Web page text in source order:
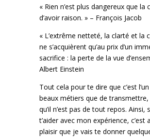
« Rien n’est plus dangereux que la
d’avoir raison. » – François Jacob
« L’extrême netteté, la clarté et la
ne s’acquièrent qu’au prix d’un
sacrifice : la perte de la vue
Albert Einstein
Tout cela pour te dire que c’est
beaux métiers que de transmettre,
qu’il n’est pas de tout repos. Ainsi,
t’aider avec mon expérience, c’est
plaisir que je vais te donner